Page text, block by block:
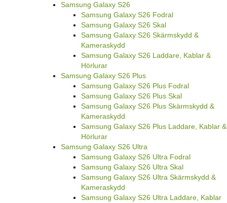
Samsung Galaxy S26
Samsung Galaxy S26 Fodral
Samsung Galaxy S26 Skal
Samsung Galaxy S26 Skärmskydd &
Kameraskydd
Samsung Galaxy S26 Laddare, Kablar &
Hörlurar
Samsung Galaxy S26 Plus
Samsung Galaxy S26 Plus Fodral
Samsung Galaxy S26 Plus Skal
Samsung Galaxy S26 Plus Skärmskydd &
Kameraskydd
Samsung Galaxy S26 Plus Laddare, Kablar &
Hörlurar
Samsung Galaxy S26 Ultra
Samsung Galaxy S26 Ultra Fodral
Samsung Galaxy S26 Ultra Skal
Samsung Galaxy S26 Ultra Skärmskydd &
Kameraskydd
Samsung Galaxy S26 Ultra Laddare, Kablar